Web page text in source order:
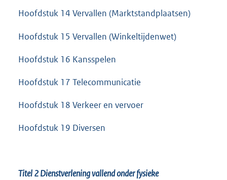
Hoofdstuk 14 Vervallen (Marktstandplaatsen)
Hoofdstuk 15 Vervallen (Winkeltijdenwet)
Hoofdstuk 16 Kansspelen
Hoofdstuk 17 Telecommunicatie
Hoofdstuk 18 Verkeer en vervoer
Hoofdstuk 19 Diversen
Titel 2 Dienstverlening vallend onder fysieke